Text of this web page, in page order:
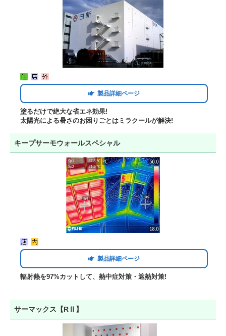
製品詳細ページ
塗るだけで絶大な省エネ効果!
太陽光による暑さのお困りごとはミラクールが解決!
キープサーモウォールスペシャル
製品詳細ページ
輻射熱を97%カットして、熱中症対策・遮熱対策!
サーマックス【RⅡ】